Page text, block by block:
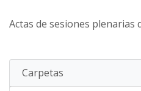
Actas de sesiones plenarias
Carpetas